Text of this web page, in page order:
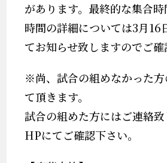
があります。最終的な集合
時間の詳細については3月
てお知らせ致しますのでご確
※尚、試合の組めなかった
て頂きます。
試合の組めた方にはご連絡致
HPにてご確認下さい。